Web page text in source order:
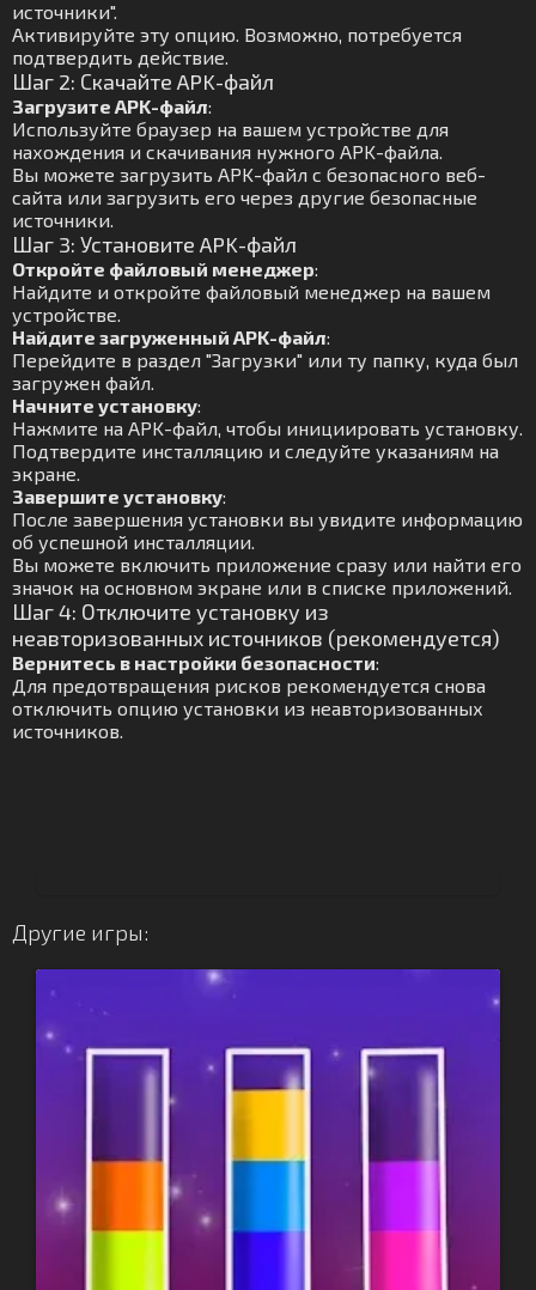
источники".
Активируйте эту опцию. Возможно, потребуется
подтвердить действие.
Шаг 2: Скачайте APK-файл
Загрузите APK-файл:
Используйте браузер на вашем устройстве для
нахождения и скачивания нужного APK-файла.
Вы можете загрузить APK-файл с безопасного веб-
сайта или загрузить его через другие безопасные
источники.
Шаг 3: Установите APK-файл
Откройте файловый менеджер:
Найдите и откройте файловый менеджер на вашем
устройстве.
Найдите загруженный APK-файл:
Перейдите в раздел "Загрузки" или ту папку, куда был
загружен файл.
Начните установку:
Нажмите на APK-файл, чтобы инициировать установку.
Подтвердите инсталляцию и следуйте указаниям на
экране.
Завершите установку:
После завершения установки вы увидите информацию
об успешной инсталляции.
Вы можете включить приложение сразу или найти его
значок на основном экране или в списке приложений.
Шаг 4: Отключите установку из
неавторизованных источников (рекомендуется)
Вернитесь в настройки безопасности:
Для предотвращения рисков рекомендуется снова
отключить опцию установки из неавторизованных
источников.
Другие игры: